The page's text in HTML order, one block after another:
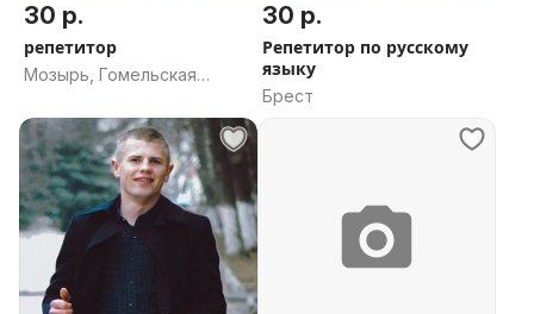
30 р.
репетитор
Мозырь, Гомельская
30 р.
Репетитор по русскому
языку
Брест